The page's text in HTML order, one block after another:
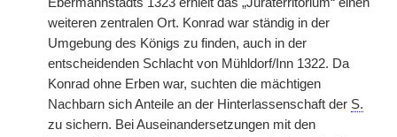
weiteren zentralen Ort. Konrad war ständig in der
Umgebung des Königs zu finden, auch in der
entscheidenden Schlacht von Mühldorf/Inn 1322. Da
Konrad ohne Erben war, suchten die mächtigen
Nachbarn sich Anteile an der Hinterlassenschaft der S.
zu sichern. Bei Auseinandersetzungen mit den